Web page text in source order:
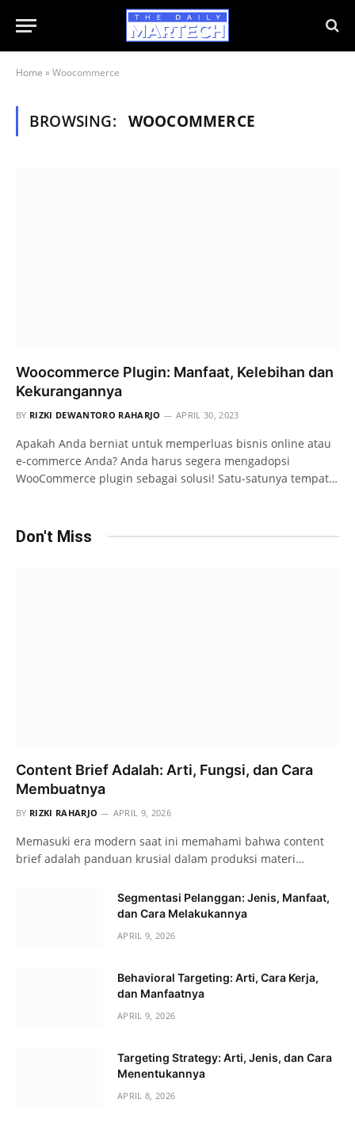
Home »Woocommerce
BROWSING: WOOCOMMERCE
Woocommerce Plugin: Manfaat, Kelebihan dan
Kekurangannya
BY RIZKI DEWANTORO RAHARJO APRIL 30, 2023
Apakah Anda berniat untuk memperluas bisnis online atau
e-commerce Anda? Anda harus segera mengadopsi
WooCommerce plugin sebagai solusi! Satu-satunya tempat…
Don't Miss
Content Brief Adalah: Arti, Fungsi, dan Cara
Membuatnya
BY RIZKI RAHARJO APRIL 9, 2026
Memasuki era modern saat ini memahami bahwa content
brief adalah panduan krusial dalam produksi materi…
Segmentasi Pelanggan: Jenis, Manfaat,
dan Cara Melakukannya
APRIL 9, 2026
Behavioral Targeting: Arti, Cara Kerja,
dan Manfaatnya
APRIL 9, 2026
Targeting Strategy: Arti, Jenis, dan Cara
Menentukannya
APRIL 8, 2026